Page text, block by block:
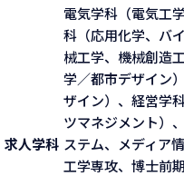
求人学科
電気学科（電気工
科（応用化学、バ
械工学、機械創造
学／都市デザイン
ザイン）、経営学
ツマネジメント）
ステム、メディア
工学専攻、博士前